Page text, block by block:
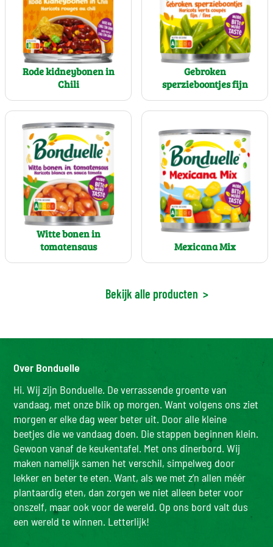
Zout (g)
0,08 g 0,16 g
Rode kidneybonen in
Chili
Gebroken
sperzieboontjes fijn
Witte bonen in
tomatensaus
Mexicana Mix
Bekijk alle producten >
Over Bonduelle
Hi. Wij zijn Bonduelle. De verrassende groente van
vandaag, met onze blik op morgen. Want volgens ons ziet
morgen er elke dag weer beter uit. Door alle kleine
beetjes die we vandaag doen. Die stappen beginnen klein.
Gewoon vanaf de keukentafel. Met ons dinerbord. Wij
maken namelijk samen het verschil, simpelweg door
lekker en beter te eten. Want, als we met z’n allen méér
plantaardig eten, dan zorgen we niet alleen beter voor
onszelf, maar ook voor de wereld. Op ons bord valt dus
een wereld te winnen. Letterlijk!